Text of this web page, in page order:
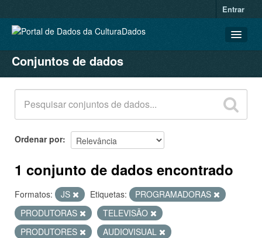
Entrar
CONJUNTOS DE DADOS
ORGANIZAÇÕES
GRUPOS
SOBRE
Conjuntos de dados
Ordenar por
1 conjunto de dados encontrado
Formatos: JS Etiquetas:
PROGRAMADORAS
PRODUTORAS
TELEVISÃO
PRODUTORES
AUDIOVISUAL